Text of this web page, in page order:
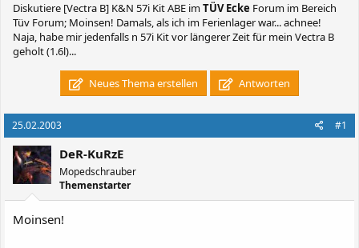
Diskutiere [Vectra B] K&N 57i Kit ABE imTÜV Ecke Forum im Bereich
Tüv Forum; Moinsen! Damals, als ich im Ferienlager war... achnee!
Naja, habe mir jedenfalls n 57i Kit vor längerer Zeit für mein Vectra B
geholt (1.6l)...
Neues Thema erstellen Antworten
25.02.2003 #1
DeR-KuRzE
Mopedschrauber
Themenstarter
Moinsen!